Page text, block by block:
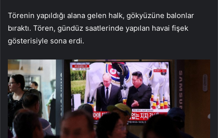
Törenin yapıldığı alana gelen halk, gökyüzüne balonlar
bıraktı. Tören, gündüz saatlerinde yapılan havai fişek
gösterisiyle sona erdi.